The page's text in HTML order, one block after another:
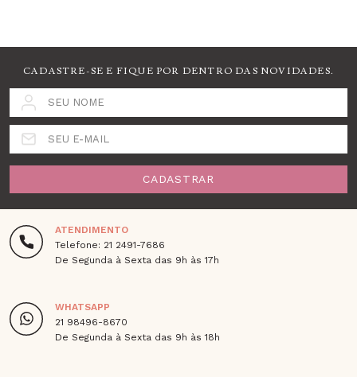
CADASTRE-SE E FIQUE POR DENTRO DAS NOVIDADES.
SEU NOME
SEU E-MAIL
CADASTRAR
ATENDIMENTO
Telefone: 21 2491-7686
De Segunda à Sexta das 9h às 17h
WHATSAPP
21 98496-8670
De Segunda à Sexta das 9h às 18h